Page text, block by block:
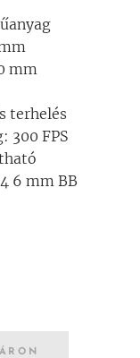
mm
terhelés
300 FPS
6 mm BB